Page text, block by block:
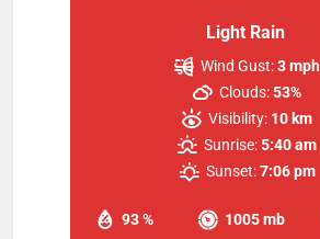
Light Rain
93 % 1005 mb
Wind Gust:3 mph
Clouds:53%
Visibility: 10 km
Sunrise:5:40 am
Sunset: 7:06 pm